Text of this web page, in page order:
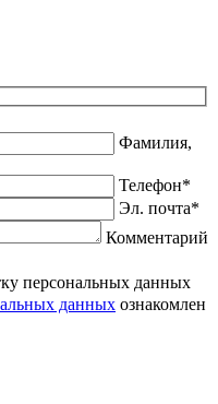
Фамилия,
Телефон*
Эл. почта*
Комментарий
персональных данных
данных ознакомлен